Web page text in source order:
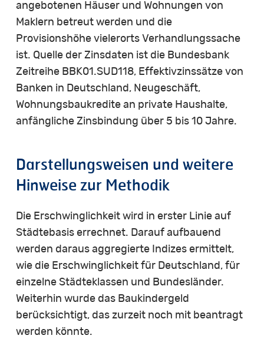
angebotenen Häuser und Wohnungen von
Maklern betreut werden und die
Provisionshöhe vielerorts Verhandlungssache
ist. Quelle der Zinsdaten ist die Bundesbank
Zeitreihe BBK01.SUD118, Effektivzinssätze von
Banken in Deutschland, Neugeschäft,
Wohnungsbaukredite an private Haushalte,
anfängliche Zinsbindung über 5 bis 10 Jahre.
Darstellungsweisen und weitere
Hinweise zur Methodik
Die Erschwinglichkeit wird in erster Linie auf
Städtebasis errechnet. Darauf aufbauend
werden daraus aggregierte Indizes ermittelt,
wie die Erschwinglichkeit für Deutschland, für
einzelne Städteklassen und Bundesländer.
Weiterhin wurde das Baukindergeld
berücksichtigt, das zurzeit noch mit beantragt
werden könnte.